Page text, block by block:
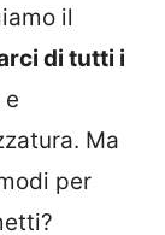
il
di tutti i
e
Ma
per